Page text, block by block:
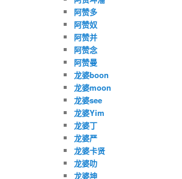
阿赞多
阿赞奴
阿赞并
阿赞念
阿赞曼
龙婆boon
龙婆moon
龙婆see
龙婆Yim
龙婆丁
龙婆严
龙婆卡贤
龙婆叻
龙婆坤